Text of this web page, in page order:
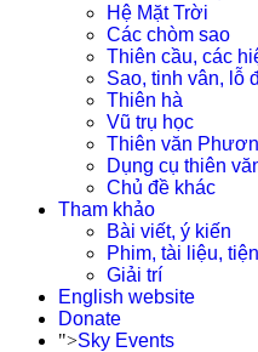
Hệ Mặt Trời
Các chòm sao
Thiên cầu, các
Sao, tinh vân, lỗ
Thiên hà
Vũ trụ học
Thiên văn
Dụng cụ thiên
Chủ đề khác
Tham khảo
Bài viết, ý kiến
Phim, tài liệu,
Giải trí
English website
Donate
">Sky Events